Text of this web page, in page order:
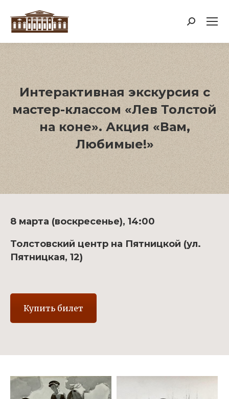
Поиск:
Интерактивная экскурсия с
мастер-классом «Лев Толстой
на коне». Акция «Вам,
Любимые!»
8 марта (воскресенье), 14:00
Толстовский центр на Пятницкой (ул.
Пятницкая, 12)
Купить билет